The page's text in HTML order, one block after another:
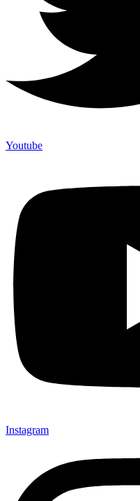
Youtube
Instagram